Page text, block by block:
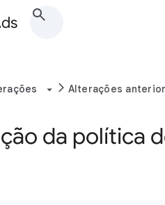
Alterações
da política